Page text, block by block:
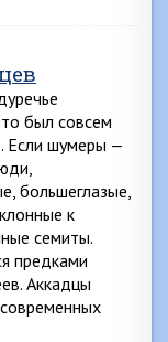
был совсем
Если шумеры —
большеглазые,
к
семиты.
предками
Аккадцы